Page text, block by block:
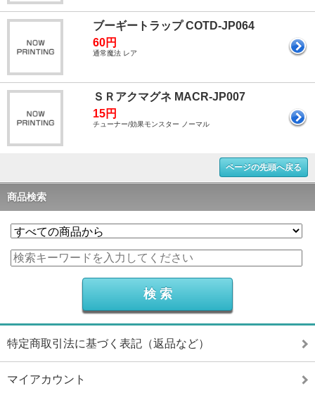
ブーギートラップ COTD-JP064
60円
通常魔法 レア
ＳＲアクマグネ MACR-JP007
15円
チューナー/効果モンスター ノーマル
ページの先頭へ戻る
商品検索
特定商取引法に基づく表記（返品など）
マイアカウント